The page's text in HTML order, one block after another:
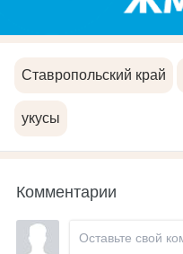
Ставропольский край
укусы
Комментарии